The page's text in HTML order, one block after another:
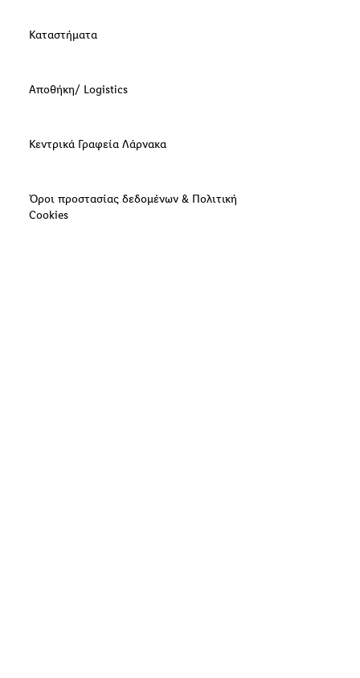
Καταστήματα
Αποθήκη/ Logistics
Κεντρικά Γραφεία Λάρνακα
Όροι προστασίας δεδομένων & Πολιτική
Cookies